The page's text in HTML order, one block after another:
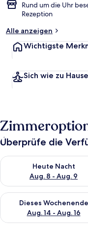
Rund um die Uhr
Rezeption
Alle anzeigen
Wichtigste
Sich wie zu
Überprüfe die
Heute Nacht
Aug. 8 - Aug. 9
Überprüfe die
Dieses Wochenende
Aug. 14 - Aug. 16
Überprüfe die